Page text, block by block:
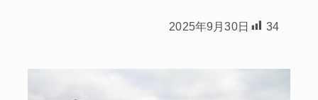
2025年9月30日 34